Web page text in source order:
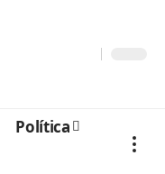
Política